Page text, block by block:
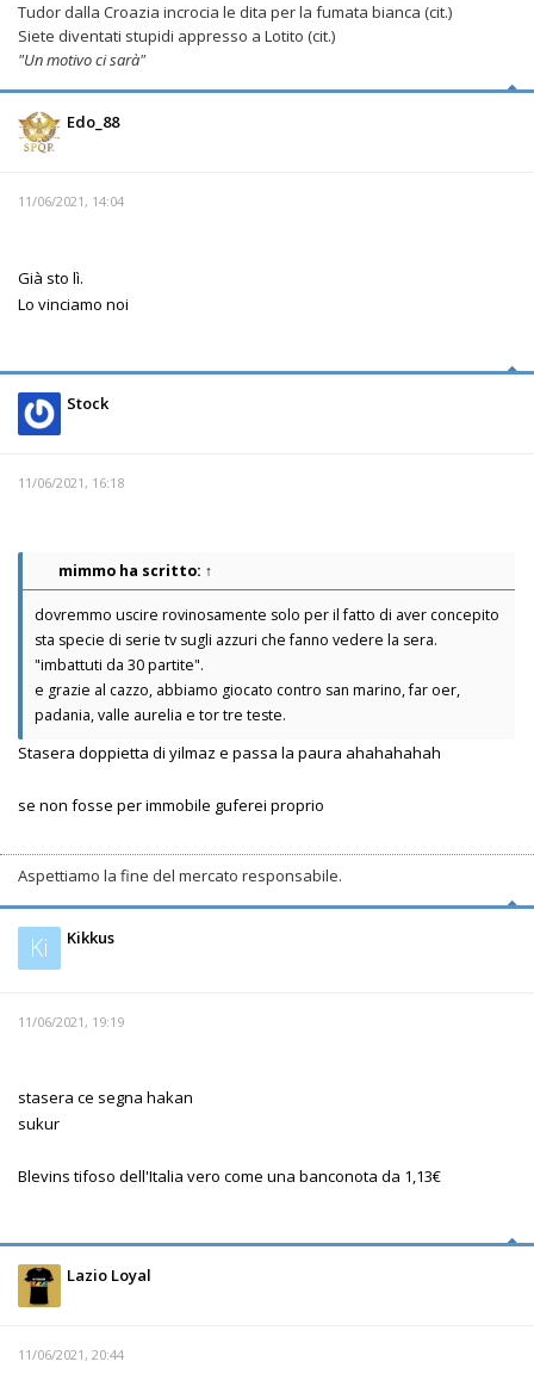
Tudor dalla Croazia incrocia le dita per la fumata bianca (cit.)
Siete diventati stupidi appresso a Lotito (cit.)
"Un motivo ci sarà"
Edo_88
11/06/2021, 14:04
Già sto lì.
Lo vinciamo noi
Stock
11/06/2021, 16:18
mimmo ha scritto: ↑
dovremmo uscire rovinosamente solo per il fatto di aver concepito
sta specie di serie tv sugli azzuri che fanno vedere la sera.
"imbattuti da 30 partite".
e grazie al cazzo, abbiamo giocato contro san marino, far oer,
padania, valle aurelia e tor tre teste.
Stasera doppietta di yilmaz e passa la paura ahahahahah
se non fosse per immobile guferei proprio
Aspettiamo la fine del mercato responsabile.
Ki Kikkus
11/06/2021, 19:19
stasera ce segna hakan
sukur
Blevins tifoso dell'Italia vero come una banconota da 1,13€
Lazio Loyal
11/06/2021, 20:44